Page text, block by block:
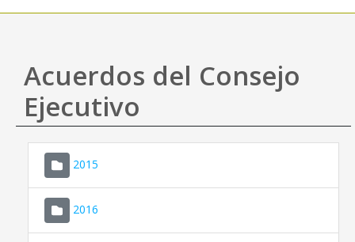
Utilidades
Mapa web
Ayuda
Acuerdos del Consejo
Ejecutivo
2015
2016